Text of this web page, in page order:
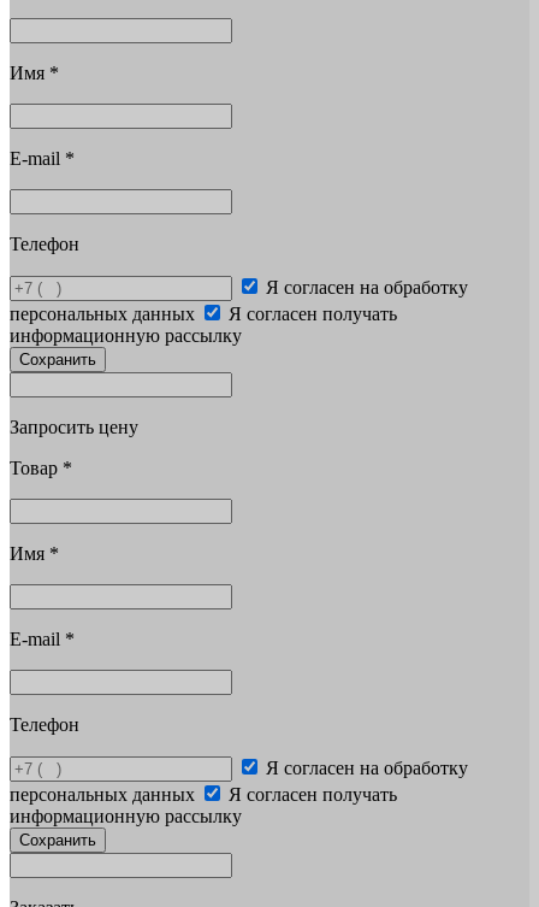
Имя *
E-mail *
Телефон
Я согласен на обработку
персональных данных
Я согласен получать
информационную рассылку
Сохранить
Запросить цену
Товар *
Имя *
E-mail *
Телефон
Я согласен на обработку
персональных данных
Я согласен получать
информационную рассылку
Сохранить